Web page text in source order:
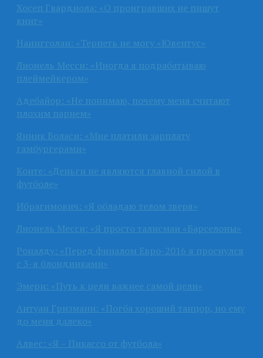
Хосеп Гвардиола: «О проигравших не пишут
книг»
Наингголан: «Терпеть не могу «Ювентус»
Лионель Месси: «Иногда я подрабатываю
плеймейкером»
Адебайор: «Не понимаю, почему меня считают
плохим парнем»
Янник Боласи: «Мне платили зарплату
гамбургерами»
Конте: «Деньги не являются главной силой в
футболе»
Ибрагимович: «Я обладаю телом зверя»
Лионель Месси: «Я просто талисман «Барселоны»
Роналду: «Перед финалом Евро-2016 я проснулся
с 3-я блондинками»
Эмери: «Путь к цели важнее самой цели»
Антуан Гризманн: «Погба хороший танцор, но ему
до меня далеко»
Алвес: «Я – Пикассо от футбола»